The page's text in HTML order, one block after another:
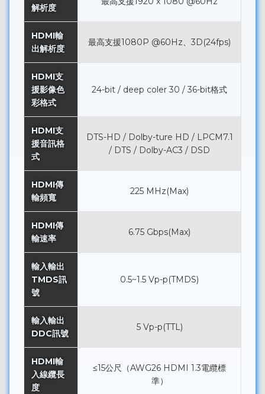
解析度
HDMI輸
出解析度
最高支援1080P @60Hz、3D(24fps)
HDMI支
援影像色
彩格式
24-bit / deep coler 30 / 36-bit格式
HDMI支
援音訊格
式
DTS-HD / Dolby-ture HD / LPCM7.1
/ DTS / Dolby-AC3 / DSD
HDMI傳
輸頻寬
225 MHz(Max)
HDMI傳
輸速率
6.75 Gbps(Max)
輸入輸出
TMDS訊
號
0.5~1.5 Vp-p(TMDS)
輸入輸出
DDC訊號
5 Vp-p(TTL)
HDMI輸
入線纜長
度
≤15公尺（AWG26 HDMI 1.3電纜標
準）